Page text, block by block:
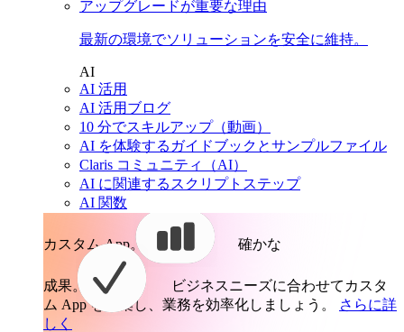
アップグレードが重要な理由
最新の環境でソリューションを安全に維持。
AI
AI 活用
AI 活用ブログ
10 分でスキルアップ（動画）
AI を体験するガイドブックとサンプルファイル
Claris コミュニティ（AI）
AI に関連するスクリプトステップ
AI 関数
カスタム App。 確かな
成果。
ビジネスニーズに合わせてカスタ
ム App を構築し、業務を効率化しましょう。
さらに詳
しく